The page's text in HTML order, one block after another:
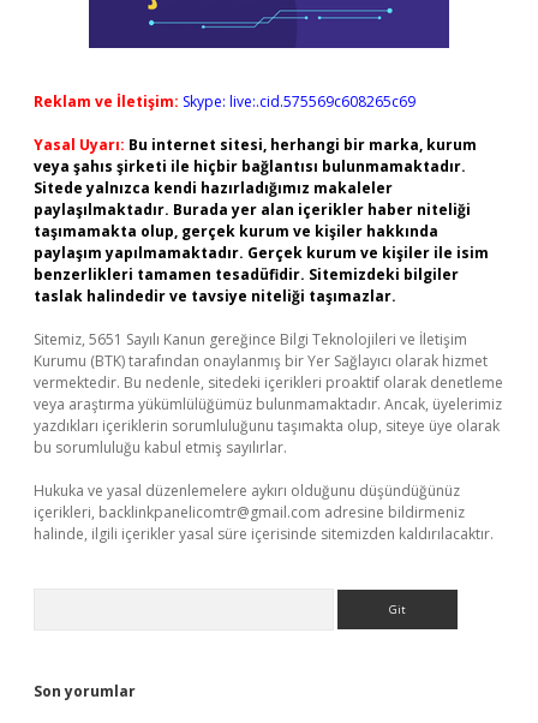
Reklam ve İletişim: Skype: live:.cid.575569c608265c69
Yasal Uyarı: Bu internet sitesi, herhangi bir marka, kurum
veya şahıs şirketi ile hiçbir bağlantısı bulunmamaktadır.
Sitede yalnızca kendi hazırladığımız makaleler
paylaşılmaktadır. Burada yer alan içerikler haber niteliği
taşımamakta olup, gerçek kurum ve kişiler hakkında
paylaşım yapılmamaktadır. Gerçek kurum ve kişiler ile isim
benzerlikleri tamamen tesadüfidir. Sitemizdeki bilgiler
taslak halindedir ve tavsiye niteliği taşımazlar.
Sitemiz, 5651 Sayılı Kanun gereğince Bilgi Teknolojileri ve İletişim
Kurumu (BTK) tarafından onaylanmış bir Yer Sağlayıcı olarak hizmet
vermektedir. Bu nedenle, sitedeki içerikleri proaktif olarak denetleme
veya araştırma yükümlülüğümüz bulunmamaktadır. Ancak, üyelerimiz
yazdıkları içeriklerin sorumluluğunu taşımakta olup, siteye üye olarak
bu sorumluluğu kabul etmiş sayılırlar.
Hukuka ve yasal düzenlemelere aykırı olduğunu düşündüğünüz
içerikleri, backlinkpanelicomtr@gmail.com adresine bildirmeniz
halinde, ilgili içerikler yasal süre içerisinde sitemizden kaldırılacaktır.
Son yorumlar